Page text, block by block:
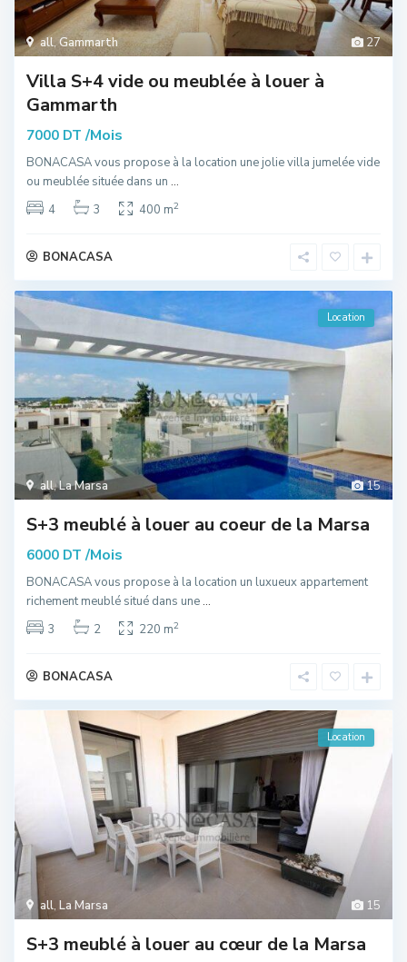
27
all,Gammarth
Villa S+4 vide ou meublée à louer à
Gammarth
7000 DT/Mois
BONACASA vous propose à la location une jolie villa jumelée vide
ou meublée située dans un ...
4
3 400 m2
BONACASA
15
all,La Marsa
Location
S+3 meublé à louer au coeur de la Marsa
6000 DT/Mois
BONACASA vous propose à la location un luxueux appartement
richement meublé situé dans une...
3
2 220 m2
BONACASA
15
all, La Marsa
Location
S+3 meublé à louer au cœur de la Marsa